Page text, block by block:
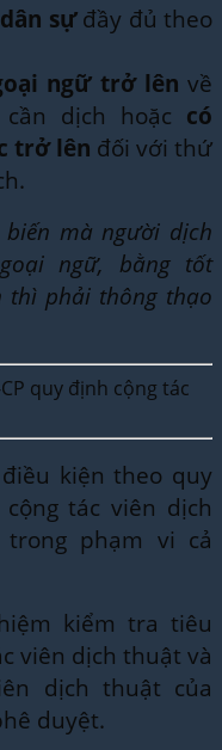
sựđầy đủ theo
ngữ trở lên về
dịch hoặc có
trở lên đối với thứ
mà người dịch
ngữ, bằng tốt
thì phải thông thạo
quy định cộng tác
kiện theo quy
tác viên dịch
phạm vi cả
kiểm tra tiêu
viên dịch thuật và
dịch thuật của
duyệt.